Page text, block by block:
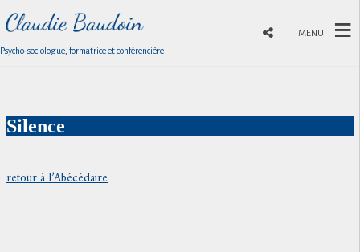
Psycho-sociologue, formatrice et conférencière
MENU
Silence
retour à l’Abécédaire